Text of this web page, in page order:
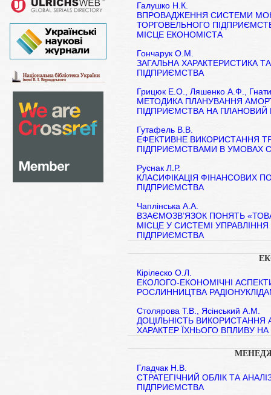
Галушко Н.К.
ВПРОВАДЖЕННЯ СИСТЕМИ
ТОРГОВЕЛЬНОГО
МІСЦЕ ЕКОНОМІСТА
Гончарук О.М.
ЗАГАЛЬНА ХАРАКТЕРИСТИКА
ПІДПРИЄМСТВА
Грицюк Е.О., Ляшенко А.Ф.,
МЕТОДИКА ПЛАНУВАННЯ
ПІДПРИЄМСТВА НА ПЛАНОВИЙ
Гутафель В.В.
ЕФЕКТИВНЕ ВИКОРИСТАННЯ
ПІДПРИЄМСТВАМИ В УМОВАХ
Руснак Л.Р.
КЛАСИФІКАЦІЯ ФІНАНСОВИХ
ПІДПРИЄМСТВА
Чаплінська А.А.
ВЗАЄМОЗВ’ЯЗОК ПОНЯТЬ
МІСЦЕ У СИСТЕМІ
ПІДПРИЄМСТВА
Кірілеско О.Л.
ЕКОЛОГО-ЕКОНОМІЧНІ
РОСЛИННИЦТВА
Столярова Т.В., Ясінський А.М.
ДОЦІЛЬНІСТЬ ВИКОРИСТАННЯ
ХАРАКТЕР ЇХНЬОГО ВПЛИВУ
Гладчак Н.В.
СТРАТЕГІЧНИЙ ОБЛІК ТА
ПІДПРИЄМСТВА